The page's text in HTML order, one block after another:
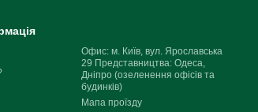
Офис: м. Київ, вул. Ярославська
29 Представництва: Одеса,
Дніпро (озеленення офісів та
будинків)
Мапа проїзду